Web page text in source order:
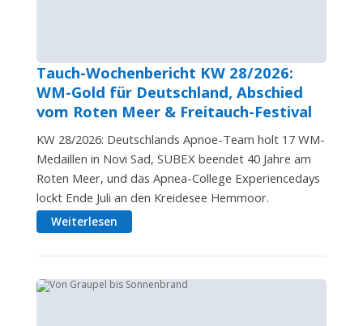
Tauch-Wochenbericht KW 28/2026:
WM-Gold für Deutschland, Abschied
vom Roten Meer & Freitauch-Festival
KW 28/2026: Deutschlands Apnoe-Team holt 17 WM-
Medaillen in Novi Sad, SUBEX beendet 40 Jahre am
Roten Meer, und das Apnea-College Experiencedays
lockt Ende Juli an den Kreidesee Hemmoor.
Weiterlesen